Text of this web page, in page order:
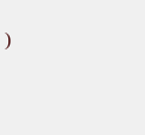
)